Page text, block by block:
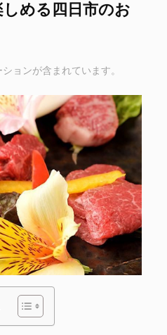
める四日市のお
ョンが含まれています。